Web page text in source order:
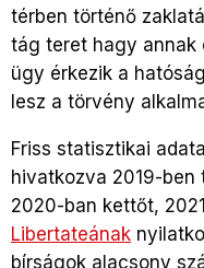
térben történő
tág teret hagy annak
ügy érkezik a
lesz a törvény
Friss statisztikai
hivatkozva 2019-ben
2020-ban kettőt,
Libertateának
bírságok alacsony